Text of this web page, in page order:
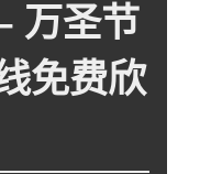
万圣节
免费欣